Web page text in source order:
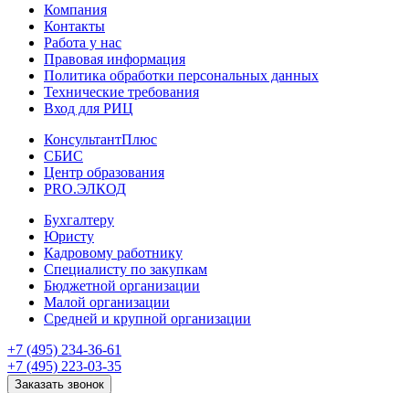
Компания
Контакты
Работа у нас
Правовая информация
Политика обработки персональных данных
Технические требования
Вход для РИЦ
КонсультантПлюс
СБИС
Центр образования
PRO.ЭЛКОД
Бухгалтеру
Юристу
Кадровому работнику
Специалисту по закупкам
Бюджетной организации
Малой организации
Средней и крупной организации
+7 (495) 234-36-61
+7 (495) 223-03-35
Заказать звонок